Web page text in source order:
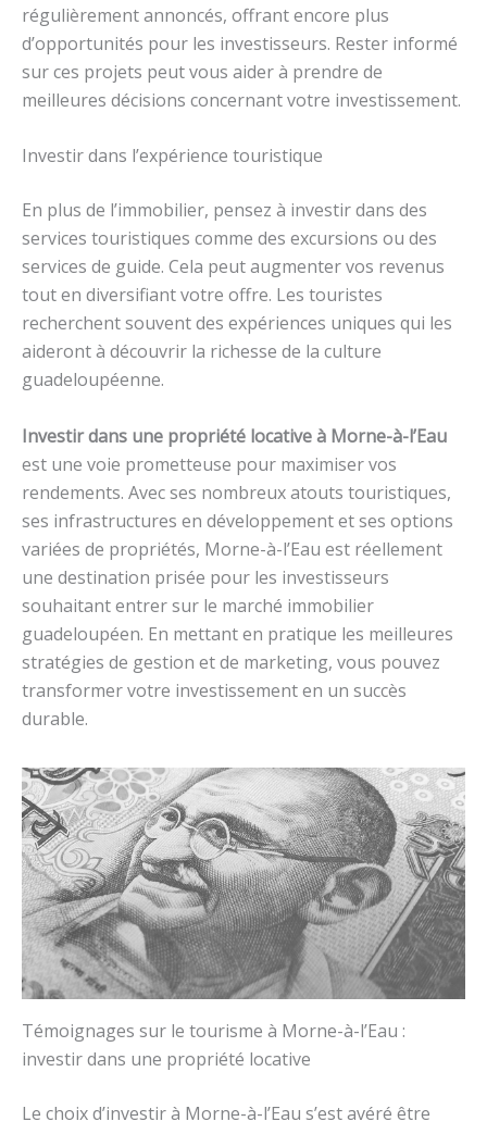
régulièrement annoncés, offrant encore plus
d’opportunités pour les investisseurs. Rester informé
sur ces projets peut vous aider à prendre de
meilleures décisions concernant votre investissement.
Investir dans l’expérience touristique
En plus de l’immobilier, pensez à investir dans des
services touristiques comme des excursions ou des
services de guide. Cela peut augmenter vos revenus
tout en diversifiant votre offre. Les touristes
recherchent souvent des expériences uniques qui les
aideront à découvrir la richesse de la culture
guadeloupéenne.
Investir dans une propriété locative à Morne-à-l’Eau
est une voie prometteuse pour maximiser vos
rendements. Avec ses nombreux atouts touristiques,
ses infrastructures en développement et ses options
variées de propriétés, Morne-à-l’Eau est réellement
une destination prisée pour les investisseurs
souhaitant entrer sur le marché immobilier
guadeloupéen. En mettant en pratique les meilleures
stratégies de gestion et de marketing, vous pouvez
transformer votre investissement en un succès
durable.
Témoignages sur le tourisme à Morne-à-l’Eau :
investir dans une propriété locative
Le choix d’investir à Morne-à-l’Eau s’est avéré être